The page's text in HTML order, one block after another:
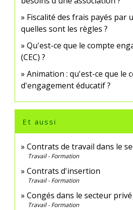
Fiscalité des frais payés par
quelles sont les règles ?
Qu'est-ce que le compte
(CEC) ?
Animation : qu'est-ce que le
d'engagement éducatif ?
Et aussi
Contrats de travail dans le
Travail - Formation
Contrats d'insertion
Travail - Formation
Congés dans le secteur privé
Travail - Formation